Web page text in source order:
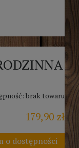
brak towaru
179,90 zł
o dostępności